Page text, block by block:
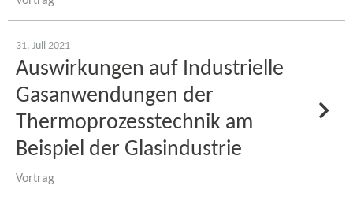
31. Juli 2021
Auswirkungen auf Industrielle
Gasanwendungen der
Thermoprozesstechnik am
Beispiel der Glasindustrie
Vortrag